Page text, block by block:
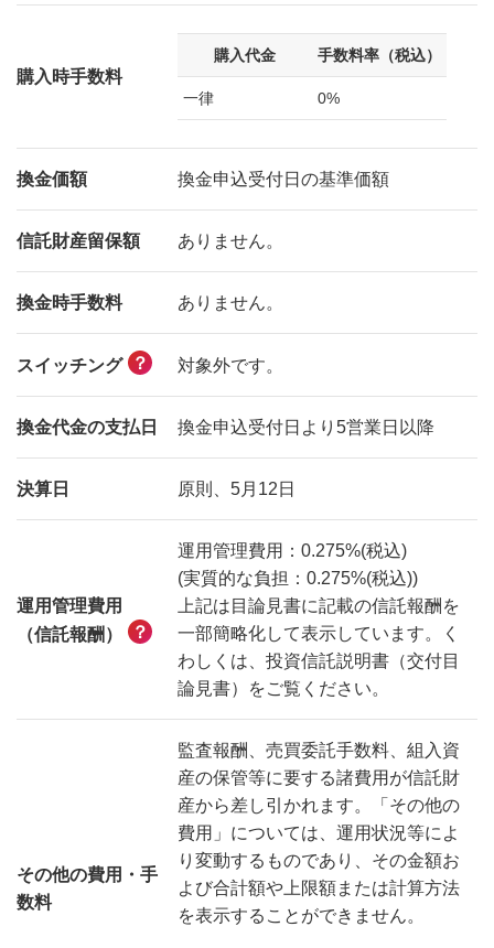
購入時手数料
購入代金 手数料率（税込）
一律 0%
換金価額 換金申込受付日の基準価額
信託財産留保額 ありません。
換金時手数料 ありません。
スイッチング ？ 対象外です。
換金代金の支払日 換金申込受付日より5営業日以降
決算日 原則、5月12日
運用管理費用
（信託報酬）
？
運用管理費用：0.275%(税込)
(実質的な負担：0.275%(税込))
上記は目論見書に記載の信託報酬を
一部簡略化して表示しています。く
わしくは、投資信託説明書（交付目
論見書）をご覧ください。
その他の費用・手
数料
監査報酬、売買委託手数料、組入資
産の保管等に要する諸費用が信託財
産から差し引かれます。「その他の
費用」については、運用状況等によ
り変動するものであり、その金額お
よび合計額や上限額または計算方法
を表示することができません。